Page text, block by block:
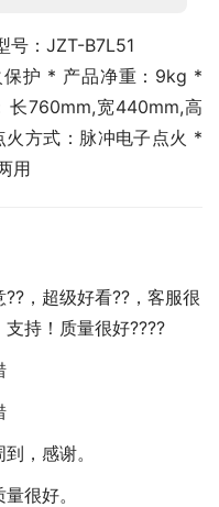
号：JZT-B7L51
护 * 产品净重：9kg *
760mm,宽440mm,高
方式：脉冲电子点火 *
用
，超级好看??，客服很
持！质量很好????
，感谢。
很好。